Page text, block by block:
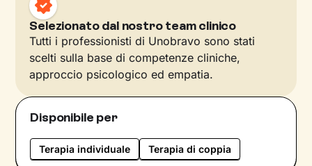
Selezionato dal nostro team clinico
Tutti i professionisti di Unobravo sono stati
scelti sulla base di competenze cliniche,
approccio psicologico ed empatia.
Disponibile per
Terapia individuale Terapia di coppia